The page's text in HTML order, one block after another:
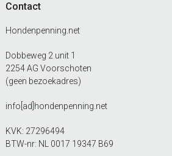
Contact
Hondenpenning.net
Dobbeweg 2 unit 1
2254 AG Voorschoten
(geen bezoekadres)
info[ad]hondenpenning.net
KVK: 27296494
BTW-nr: NL 0017 19347 B69